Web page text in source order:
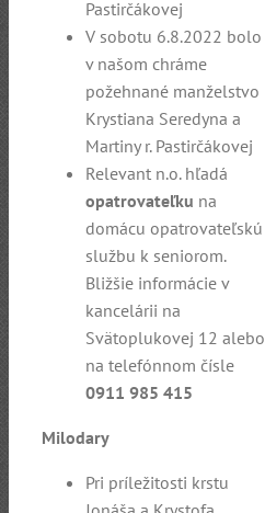
Pastirčákovej
V sobotu 6.8.2022 bolo
v našom chráme
požehnané manželstvo
Krystiana Seredyna a
Martiny r. Pastirčákovej
Relevant n.o. hľadá
opatrovateľku na
domácu opatrovateľskú
službu k seniorom.
Bližšie informácie v
kancelárii na
Svätoplukovej 12 alebo
na telefónnom čísle
0911 985 415
Milodary
Pri príležitosti krstu